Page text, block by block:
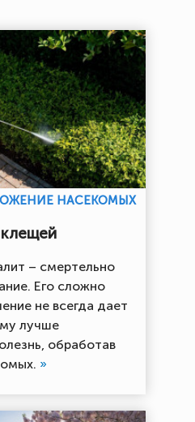
НАСЕКОМЫХ
– смертельно
Его сложно
не всегда дает
лучше
обработав
»